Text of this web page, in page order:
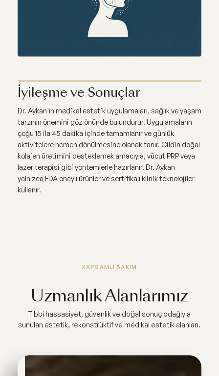
İyileşme ve Sonuçlar
Dr. Aykan'ın medikal estetik uygulamaları, sağlık ve yaşam
tarzının önemini göz önünde bulundurur. Uygulamaların
çoğu 15 ila 45 dakika içinde tamamlanır ve günlük
aktivitelere hemen dönülmesine olanak tanır. Cildin doğal
kolajen üretimini desteklemek amacıyla, vücut PRP veya
lazer terapisi gibi yöntemlerle hazırlanır. Dr. Aykan
yalnızca FDA onaylı ürünler ve sertifikalı klinik teknolojiler
kullanır.
KAPSAMLI BAKIM
Uzmanlık Alanlarımız
Tıbbi hassasiyet, güvenlik ve doğal sonuç odağıyla
sunulan estetik, rekonstrüktif ve medikal estetik alanları.